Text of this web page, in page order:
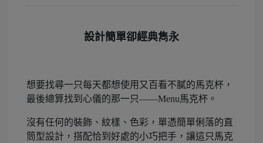
設計簡單卻經典雋永
想要找尋一只每天都想使用又百看不膩的馬克杯，
最後總算找到心儀的那一只——Menu馬克杯。
沒有任何的裝飾、紋樣、色彩，單憑簡單俐落的直
筒型設計，搭配恰到好處的小巧把手，讓這只馬克